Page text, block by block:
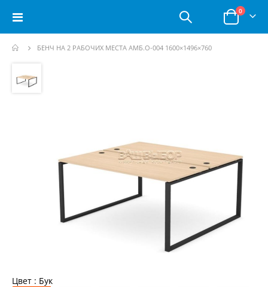
Toggle
Корзина
0позиции
БЕНЧ НА 2 РАБОЧИХ МЕСТА АМБ.О-004 1600×1496×760
и
перейти
Цвет : Бук